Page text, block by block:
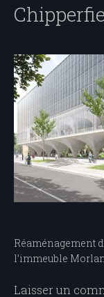
Navigation
de
l’article
Réaménagement
l’immeuble
Laisser un